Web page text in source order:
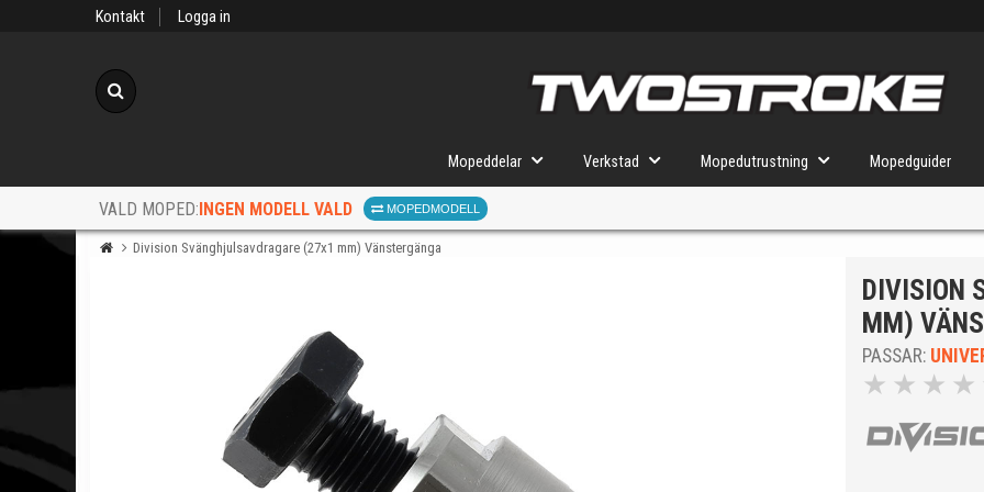
Kontakt Logga in
Mopeddelar Verkstad Mopedutrustning Mopedguider
VALD MOPED:INGEN MODELL VALD MOPEDMODELL
FÖR RÄTT DELAR
Division Svänghjulsavdragare (27x1 mm) Vänstergänga
DIVISION
MM)
PASSAR:
★ ★ ★ ★